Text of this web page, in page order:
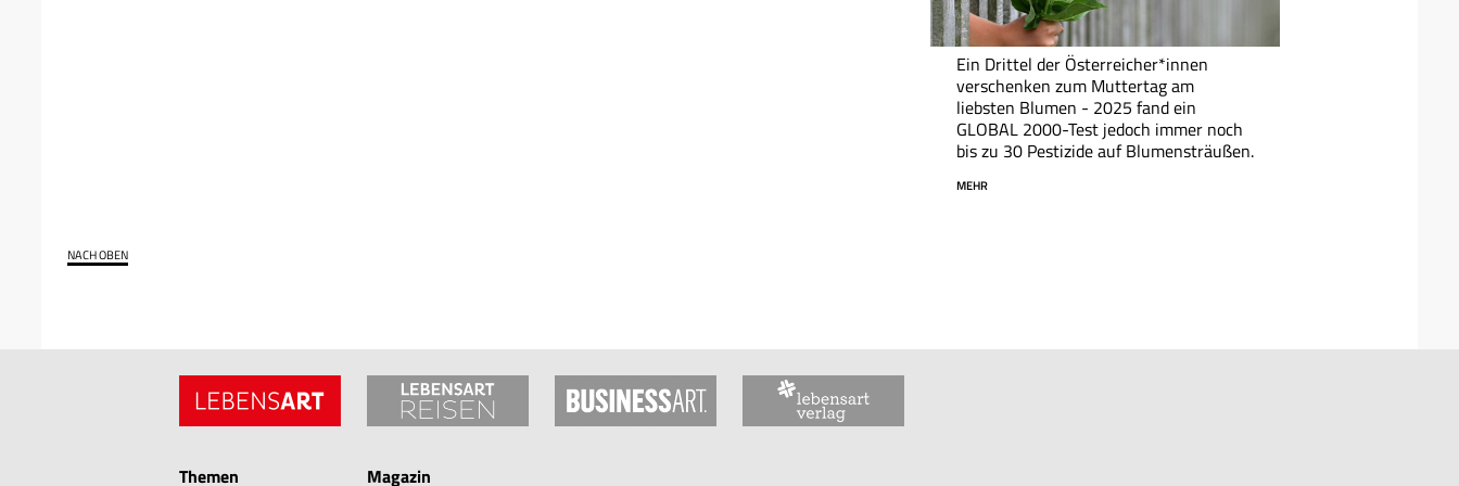
Ein Drittel der Österreicher*innen
verschenken zum Muttertag am
liebsten Blumen - 2025 fand ein
GLOBAL 2000-Test jedoch immer noch
bis zu 30 Pestizide auf Blumensträußen.
MEHR
NACH OBEN
Themen Magazin